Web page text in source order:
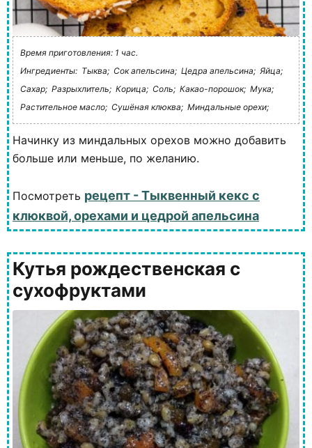
Время приготовления: 1 час.
Ингредиенты: Тыква; Сок апельсина; Цедра апельсина; Яйца;
Сахар; Разрыхлитель; Корица; Соль; Какао-порошок; Мука;
Растительное масло; Сушёная клюква; Миндальные орехи;
Начинку из миндальных орехов можно добавить
больше или меньше, по желанию.
Посмотреть рецепт - Тыквенный кекс с
клюквой, орехами и цедрой апельсина
Кутья рождественская с
сухофруктами